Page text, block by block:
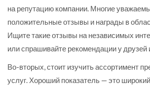
на репутацию компании. Многие
положительные отзывы и награды в
Ищите такие отзывы на независимых
или спрашивайте рекомендации у друзей
Во-вторых, стоит изучить ассортимент
услуг. Хороший показатель — это